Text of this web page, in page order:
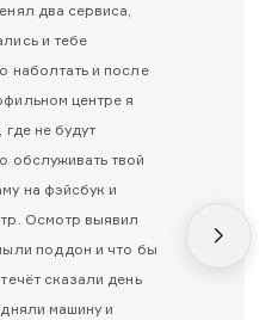
два сервиса,
и тебе
наболтать и после
центре я
не будут
обслуживать твой
на фэйсбук и
Осмотр выявил
поддон и что бы
сказали день
машину и